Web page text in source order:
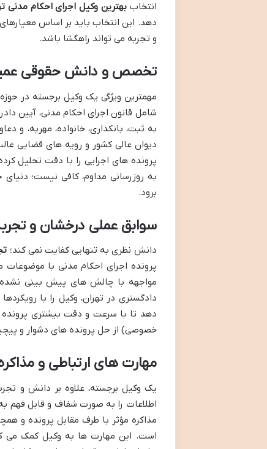
انتخاببهترین وکیل اجرای احکام مدنی
دهد. این انتخاب باید بر اساس
و تجربه می تواند راهگشا باشد.
تخصص و دانش حقوقی
مهمترین ویژگی یک وکیل برجسته در
شامل قانون اجرای احکام مدنی، آیین
به ثبت، بانکداری، خانواده، مهریه، و
دیوان عالی کشور و رویه های قضایی
پرونده های اجرایی را با دقت تحلیل
به روزرسانی مداوم، کافی نیست؛
برود.
سوابق عملی درخشان و
دانش نظری به تنهایی کفایت نمی کند؛
پرونده اجرای احکام مدنی با موضوعات
مواجهه با چالش های پیش بینی نشده،
دادگستری در تهران، وکیل را با
دهد تا با سرعت و دقت بیشتری پرونده
خصوصی) از حل پرونده های دشوار و
مهارت های ارتباطی و
یک وکیل برجسته، علاوه بر دانش و
اطلاعات را به صورت شفاف و قابل فهم
مذاکره مؤثر با طرف مقابل پرونده و
است. این مهارت ها به وکیل کمک می